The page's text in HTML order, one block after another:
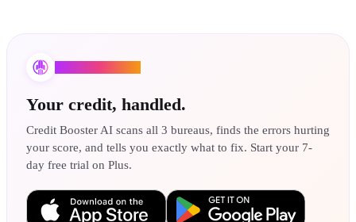
Your credit, handled.
Credit Booster AI scans all 3 bureaus, finds the errors hurting
your score, and tells you exactly what to fix. Start your 7-
day free trial on Plus.